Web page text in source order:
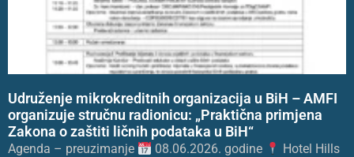
Udruženje mikrokreditnih organizacija u BiH – AMFI
organizuje stručnu radionicu: „Praktična primjena
Zakona o zaštiti ličnih podataka u BiH“
Agenda – preuzimanje 08.06.2026. godine
Hotel Hills